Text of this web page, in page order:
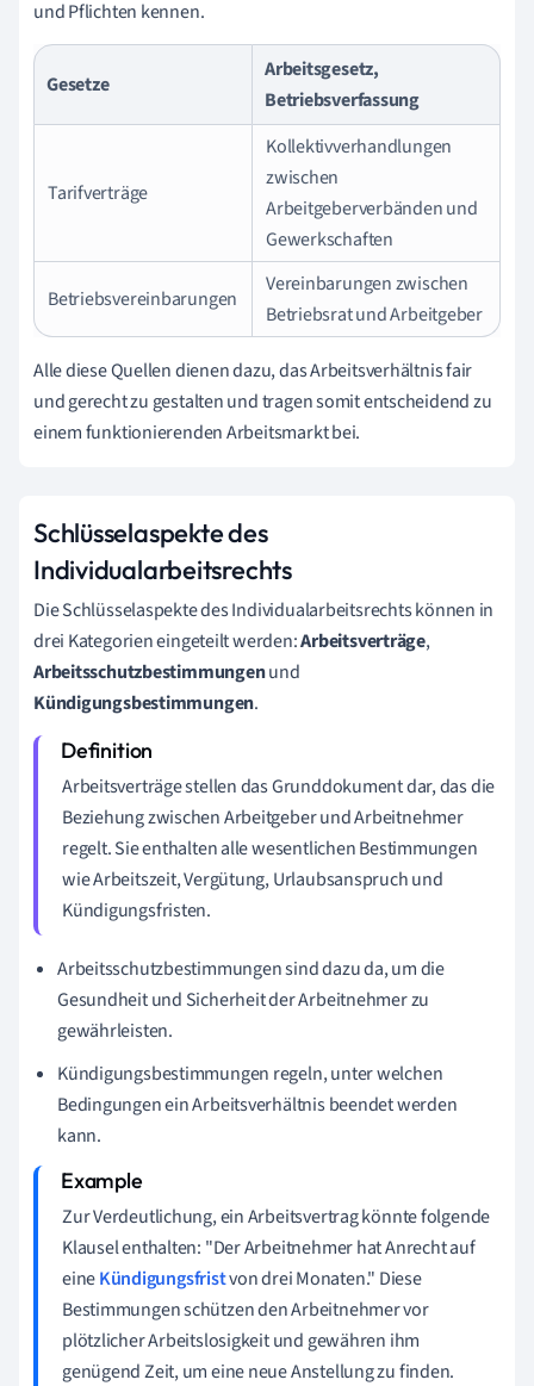
und Pflichten kennen.
Gesetze
Arbeitsgesetz,
Betriebsverfassung
Tarifverträge
Kollektivverhandlungen
zwischen
Arbeitgeberverbänden und
Gewerkschaften
Betriebsvereinbarungen
Vereinbarungen zwischen
Betriebsrat und Arbeitgeber
Alle diese Quellen dienen dazu, das Arbeitsverhältnis fair
und gerecht zu gestalten und tragen somit entscheidend zu
einem funktionierenden Arbeitsmarkt bei.
Schlüsselaspekte des
Individualarbeitsrechts
Die Schlüsselaspekte des Individualarbeitsrechts können in
drei Kategorien eingeteilt werden:Arbeitsverträge,
Arbeitsschutzbestimmungenund
Kündigungsbestimmungen.
Arbeitsverträge stellen das Grunddokument dar, das die
Beziehung zwischen Arbeitgeber und Arbeitnehmer
regelt. Sie enthalten alle wesentlichen Bestimmungen
wie Arbeitszeit, Vergütung, Urlaubsanspruch und
Kündigungsfristen.
Arbeitsschutzbestimmungen sind dazu da, um die
Gesundheit und Sicherheit der Arbeitnehmer zu
gewährleisten.
Kündigungsbestimmungen regeln, unter welchen
Bedingungen ein Arbeitsverhältnis beendet werden
kann.
Zur Verdeutlichung, ein Arbeitsvertrag könnte folgende
Klausel enthalten: "Der Arbeitnehmer hat Anrecht auf
eineKündigungsfristvon drei Monaten." Diese
Bestimmungen schützen den Arbeitnehmer vor
plötzlicher Arbeitslosigkeit und gewähren ihm
genügend Zeit, um eine neue Anstellung zu finden.